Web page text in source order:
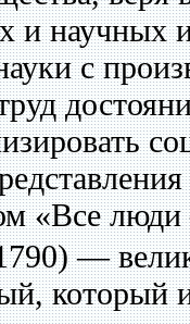
и научных
с
«Все
—
который